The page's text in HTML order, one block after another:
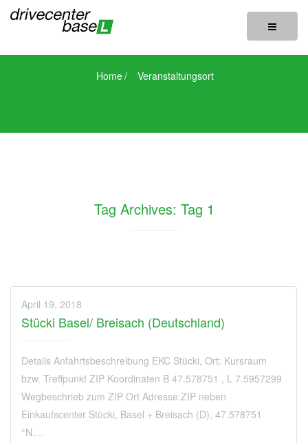
Toggle
Home/ Veranstaltungsort
Tag Archives: Tag 1
April 19, 2018
Stücki Basel/ Breisach (Deutschland)
Details Anfahrtsbeschreibung EKC Stücki, Ort: Kursraum
bzw. Treffpunkt ZIP Koordinaten B 47.578751 , L 7.5957299
Wegbeschrieb zum ZIP Ort Adresse:ZIP neben
Einkaufscenter Stücki, Basel + Breisach (D), 47.578751
°N,...